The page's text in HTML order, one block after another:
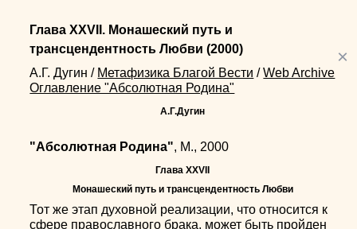
×
Глава XXVII. Монашеский путь и
трансцендентность Любви (2000)
А.Г. Дугин / Метафизика Благой Вести / Web Archive
Оглавление "Абсолютная Родина"
А.Г.Дугин
"Абсолютная Родина", М., 2000
Глава XXVII
Монашеский путь и трансцендентность Любви
Тот же этап духовной реализации, что относится к
сфере православного брака, может быть пройден